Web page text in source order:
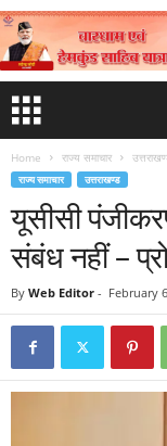
Home राज्य समाचार
राज्य समाचार उत्तराखण्ड
यूसीसी
संबंध नहीं –
By Web Editor - February